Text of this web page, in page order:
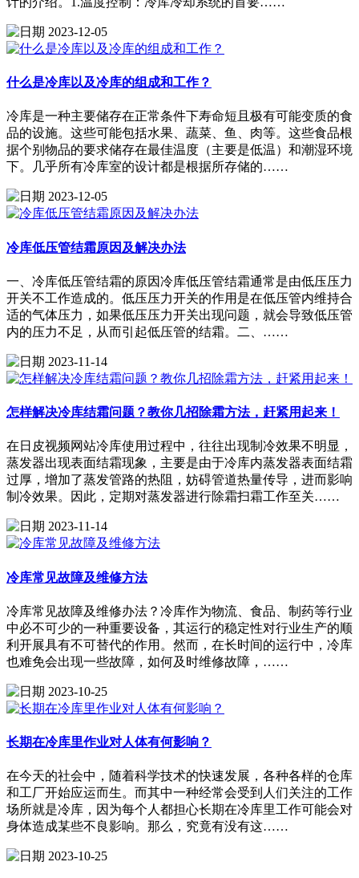
2023-12-05
什么是冷库以及冷库的组成和工作？
冷库是一种主要储存在正常条件下寿命短且极有可能变质的食
品的设施。这些可能包括水果、蔬菜、鱼、肉等。这些食品根
据个别物品的要求储存在最佳温度（主要是低温）和潮湿环境
下。几乎所有冷库室的设计都是根据所存储的……
2023-12-05
冷库低压管结霜原因及解决办法
一、冷库低压管结霜的原因冷库低压管结霜通常是由低压压力
开关不工作造成的。低压压力开关的作用是在低压管内维持合
适的气体压力，如果低压压力开关出现问题，就会导致低压管
内的压力不足，从而引起低压管的结霜。二、……
2023-11-14
怎样解决冷库结霜问题？教你几招除霜方法，赶紧用起来！
在日皮视频网站冷库使用过程中，往往出现制冷效果不明显，
蒸发器出现表面结霜现象，主要是由于冷库内蒸发器表面结霜
过厚，增加了蒸发管路的热阻，妨碍管道热量传导，进而影响
制冷效果。因此，定期对蒸发器进行除霜扫霜工作至关……
2023-11-14
冷库常见故障及维修方法
冷库常见故障及维修办法？冷库作为物流、食品、制药等行业
中必不可少的一种重要设备，其运行的稳定性对行业生产的顺
利开展具有不可替代的作用。然而，在长时间的运行中，冷库
也难免会出现一些故障，如何及时维修故障，……
2023-10-25
长期在冷库里作业对人体有何影响？
在今天的社会中，随着科学技术的快速发展，各种各样的仓库
和工厂开始应运而生。而其中一种经常会受到人们关注的工作
场所就是冷库，因为每个人都担心长期在冷库里工作可能会对
身体造成某些不良影响。那么，究竟有没有这……
2023-10-25